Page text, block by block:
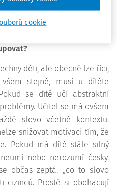
nakonec dítě do budoucnosti
děti, ale obecně lze říci,
stejně, musí u dítěte
se dítě učí abstraktní
Učitel se má ovšem
slovo včetně kontextu.
snižovat motivaci tím, že
Pokud má dítě stále silný
nebo nerozumí česky.
občas zeptá, „co to slovo
cizinců. Prostě si obohacují
cookie